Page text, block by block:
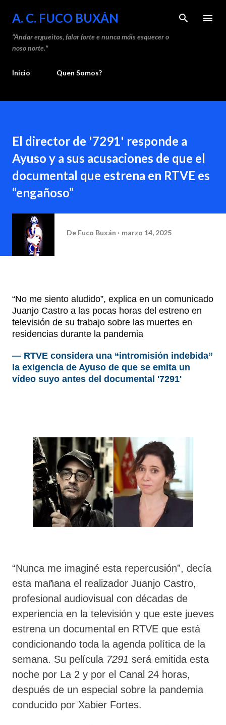
Saltar ao contido principal
A. C. FUCO BUXÁN
“Andar ergueitos, falar forte e nunca máis esquecer o
noso norte."
Inicio Quen Somos?
El director de '7291' responde a
Ayuso y a sus acusaciones de que el
documental que estrena en RTVE es
“engañoso”
De Fuco Buxán marzo 14, 2025
“No me siento aludido”, explica en un comunicado
Juanjo Castro a las pocas horas del estreno en
televisión de su trabajo sobre las muertes en
residencias durante la pandemia
— RTVE considera una “intromisión indebida”
la exigencia de Ayuso de que se emita un
vídeo suyo antes del documental '7291'
“Nunca me imaginé esta repercusión”, decía
esta mañana el realizador Juanjo Castro,
profesional audiovisual con décadas de
experiencia en la televisión y que este jueves
estrena un documental en RTVE que está
condicionando toda la agenda política de la
semana. Su película 7291 será emitida esta
noche por La 2 y por el Canal 24 horas,
después de un especial sobre la pandemia
conducido por Xabier Fortes.